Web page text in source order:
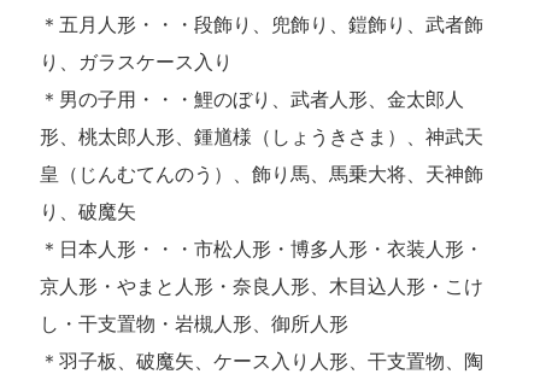
＊五月人形・・・段飾り、兜飾り、鎧飾り、武者飾
り、ガラスケース入り
＊男の子用・・・鯉のぼり、武者人形、金太郎人
形、桃太郎人形、鍾馗様（しょうきさま）、神武天
皇（じんむてんのう）、飾り馬、馬乗大将、天神飾
り、破魔矢
＊日本人形・・・市松人形・博多人形・衣装人形・
京人形・やまと人形・奈良人形、木目込人形・こけ
し・干支置物・岩槻人形、御所人形
＊羽子板、破魔矢、ケース入り人形、干支置物、陶